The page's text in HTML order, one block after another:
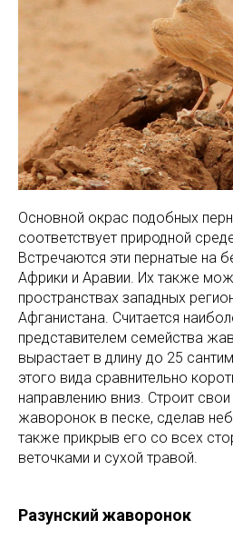
Основной окрас подобных
соответствует природной
Встречаются эти пернатые на
Африки и Аравии. Их также
пространствах западных
Афганистана. Считается
представителем семейства
вырастает в длину до 25
этого вида сравнительно
направлению вниз. Строит
жаворонок в песке, сделав
также прикрыв его со всех
веточками и сухой травой.
Разунский жаворонок